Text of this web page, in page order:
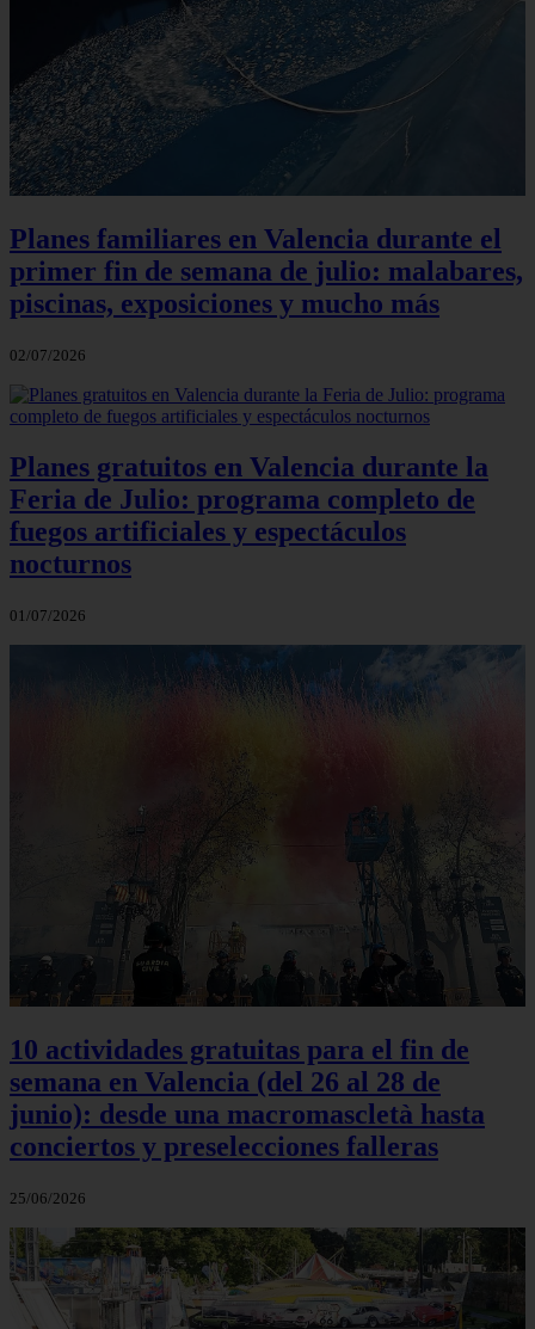
Planes familiares en Valencia durante el
primer fin de semana de julio: malabares,
piscinas, exposiciones y mucho más
02/07/2026
Planes gratuitos en Valencia durante la
Feria de Julio: programa completo de
fuegos artificiales y espectáculos
nocturnos
01/07/2026
10 actividades gratuitas para el fin de
semana en Valencia (del 26 al 28 de
junio): desde una macromascletà hasta
conciertos y preselecciones falleras
25/06/2026